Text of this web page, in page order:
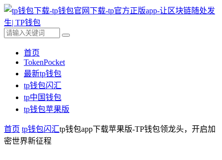
首页
TokenPocket
最新tp钱包
tp钱包闪汇
tp中国钱包
tp钱包苹果版
首页 tp钱包闪汇tp钱包app下载苹果版-TP钱包领龙头，开启加
密世界新征程